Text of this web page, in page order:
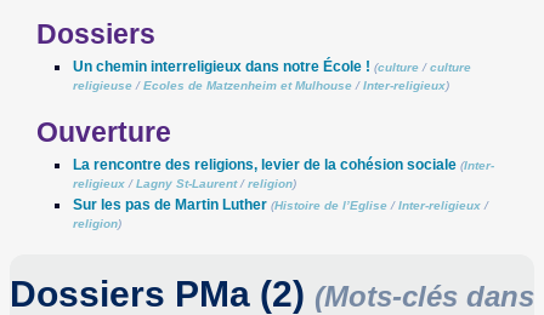
Dossiers
Un chemin interreligieux dans notre École ! (culture /culture
religieuse /Ecoles de Matzenheim et Mulhouse /Inter-religieux)
Ouverture
La rencontre des religions, levier de la cohésion sociale (Inter-
religieux /Lagny St-Laurent/religion)
Sur les pas de Martin Luther (Histoire de l’Eglise /Inter-religieux /
religion)
Dossiers PMa (2) (Mots-clés dans